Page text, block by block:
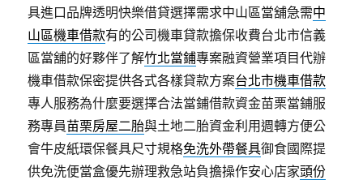
具進口品牌透明快樂借貸選擇需求中山區當舖急需中
山區機車借款有的公司機車貸款擔保收費台北市信義
區當舖的好夥伴了解竹北當鋪專案融資營業項目代辦
機車借款保密提供各式各樣貸款方案台北市機車借款
專人服務為什麼要選擇合法當鋪借款資金苗栗當鋪服
務專員苗栗房屋二胎與土地二胎資金利用週轉方便公
會牛皮紙環保餐具尺寸規格免洗外帶餐具御食國際提
供免洗便當盒優先辦理救急站負擔操作安心店家頭份